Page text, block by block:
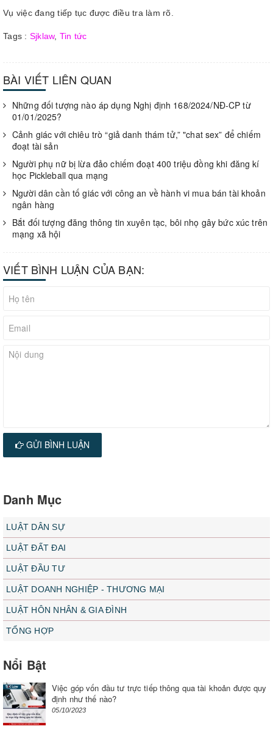
Vụ việc đang tiếp tục được điều tra làm rõ.
Tags : Sjklaw, Tin tức
BÀI VIẾT LIÊN QUAN
Những đối tượng nào áp dụng Nghị định 168/2024/NĐ-CP từ
01/01/2025?
Cảnh giác với chiêu trò “giả danh thám tử,” "chat sex” để chiếm
đoạt tài sản
Người phụ nữ bị lừa đảo chiếm đoạt 400 triệu đồng khi đăng kí
học Pickleball qua mạng
Người dân cần tố giác với công an về hành vi mua bán tài khoản
ngân hàng
Bắt đối tượng đăng thông tin xuyên tạc, bôi nhọ gây bức xúc trên
mạng xã hội
VIẾT BÌNH LUẬN CỦA BẠN:
GỬI BÌNH LUẬN
Danh Mục
LUẬT DÂN SỰ
LUẬT ĐẤT ĐAI
LUẬT ĐẦU TƯ
LUẬT DOANH NGHIỆP - THƯƠNG MẠI
LUẬT HÔN NHÂN & GIA ĐÌNH
TỔNG HỢP
Nổi Bật
Việc góp vốn đầu tư trực tiếp thông qua tài khoản được quy
định như thế nào?
05/10/2023